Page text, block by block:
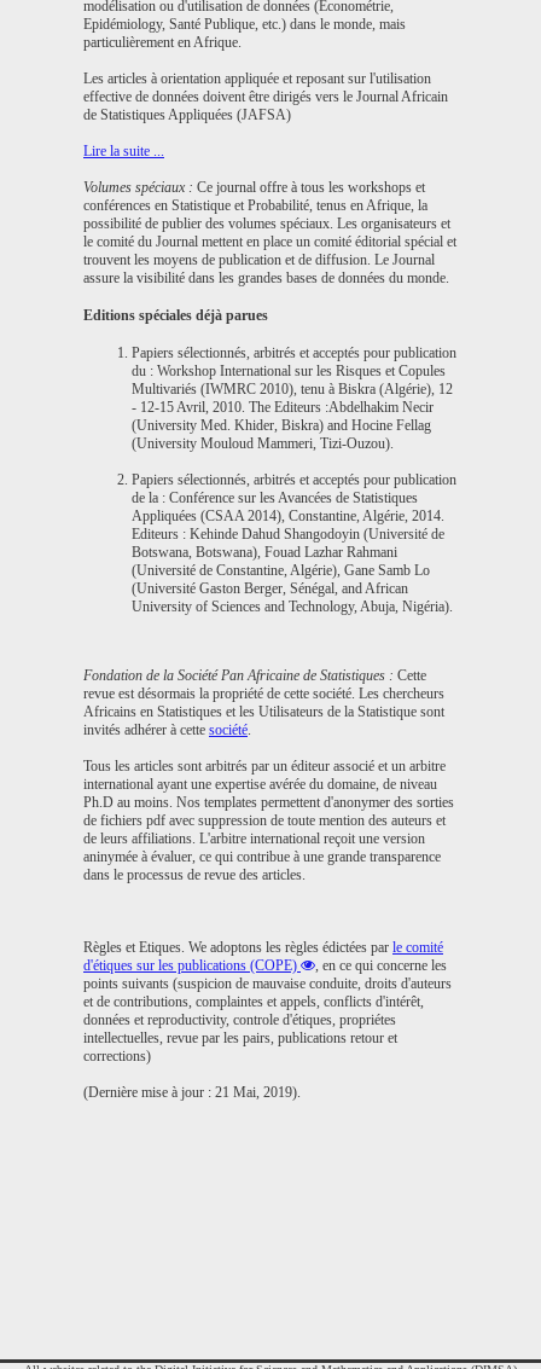
modélisation ou d'utilisation de données (Econométrie,
Epidémiology, Santé Publique, etc.) dans le monde, mais
particulièrement en Afrique.
Les articles à orientation appliquée et reposant sur l'utilisation
effective de données doivent être dirigés vers le Journal Africain
de Statistiques Appliquées (JAFSA)
Lire la suite ...
Volumes spéciaux : Ce journal offre à tous les workshops et
conférences en Statistique et Probabilité, tenus en Afrique, la
possibilité de publier des volumes spéciaux. Les organisateurs et
le comité du Journal mettent en place un comité éditorial spécial et
trouvent les moyens de publication et de diffusion. Le Journal
assure la visibilité dans les grandes bases de données du monde.
Editions spéciales déjà parues
Papiers sélectionnés, arbitrés et acceptés pour publication
du : Workshop International sur les Risques et Copules
Multivariés (IWMRC 2010), tenu à Biskra (Algérie), 12
- 12-15 Avril, 2010. The Editeurs :Abdelhakim Necir
(University Med. Khider, Biskra) and Hocine Fellag
(University Mouloud Mammeri, Tizi-Ouzou).
Papiers sélectionnés, arbitrés et acceptés pour publication
de la : Conférence sur les Avancées de Statistiques
Appliquées (CSAA 2014), Constantine, Algérie, 2014.
Editeurs : Kehinde Dahud Shangodoyin (Université de
Botswana, Botswana), Fouad Lazhar Rahmani
(Université de Constantine, Algérie), Gane Samb Lo
(Université Gaston Berger, Sénégal, and African
University of Sciences and Technology, Abuja, Nigéria).
Fondation de la Société Pan Africaine de Statistiques : Cette
revue est désormais la propriété de cette société. Les chercheurs
Africains en Statistiques et les Utilisateurs de la Statistique sont
invités adhérer à cette société.
Tous les articles sont arbitrés par un éditeur associé et un arbitre
international ayant une expertise avérée du domaine, de niveau
Ph.D au moins. Nos templates permettent d'anonymer des sorties
de fichiers pdf avec suppression de toute mention des auteurs et
de leurs affiliations. L'arbitre international reçoit une version
aninymée à évaluer, ce qui contribue à une grande transparence
dans le processus de revue des articles.
Règles et Etiques. We adoptons les règles édictées par le comité
d'étiques sur les publications (COPE)
, en ce qui concerne les
points suivants (suspicion de mauvaise conduite, droits d'auteurs
et de contributions, complaintes et appels, conflicts d'intérêt,
données et reproductivity, controle d'étiques, propriétes
intellectuelles, revue par les pairs, publications retour et
corrections)
(Dernière mise à jour : 21 Mai, 2019).